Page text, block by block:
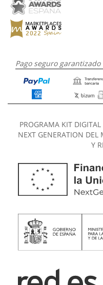
Pago seguro garantizado
PROGRAMA KIT
NEXT GENERATION DEL
Y